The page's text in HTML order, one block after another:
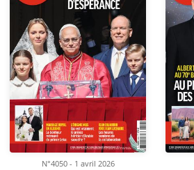
N°4050 - 1 avril 2026